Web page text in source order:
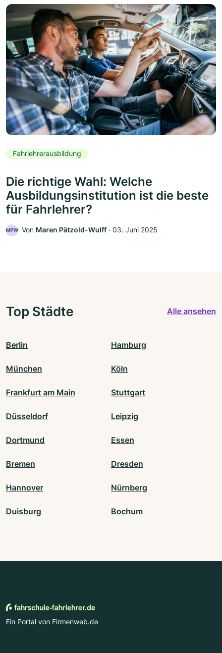
Fahrlehrerausbildung
Die richtige Wahl: Welche
Ausbildungsinstitution ist die beste
für Fahrlehrer?
MPW Von Maren Pätzold-Wulff ‧ 03. Juni 2025
Top Städte Alle ansehen
Berlin Hamburg
München Köln
Frankfurt am Main Stuttgart
Düsseldorf Leipzig
Dortmund Essen
Bremen Dresden
Hannover Nürnberg
Duisburg Bochum
Ein Portal von Firmenweb.de